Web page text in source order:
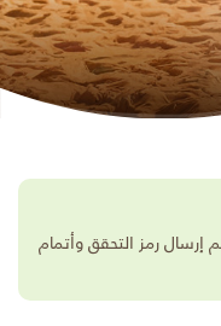
رمز التحقق وأتمام